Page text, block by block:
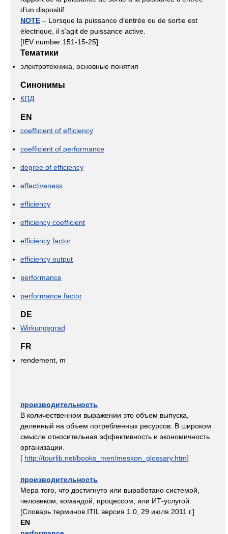
d’un dispositif
NOTE – Lorsque la puissance d’entrée ou de sortie est
électrique, il s’agit de puissance active.
[IEV number 151-15-25]
Тематики
электротехника, основные понятия
Синонимы
КПД
EN
coefficient of efficiency
coefficient of performance
degree of efficiency
effectiveness
efficiency
efficiency coefficient
efficiency factor
efficiency output
performance
performance factor
DE
Wirkungsgrad
FR
rendement, m
производительность
В количественном выражении это объем выпуска,
деленный на объем потребленных ресурсов. В широком
смысле относительная эффективность и экономичность
организации.
[ http://tourlib.net/books_men/meskon_glossary.htm]
производительность
Мера того, что достигнуто или выработано системой,
человеком, командой, процессом, или ИТ-услугой.
[Словарь терминов ITIL версия 1.0, 29 июля 2011 г.]
EN